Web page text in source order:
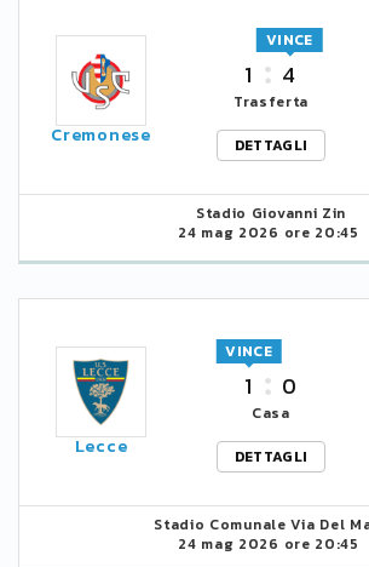
Cremonese
1 4
VINCE
Trasferta
DETTAGLI
Stadio Giovanni Zin
24 mag 2026 ore 20:45
Lecce
1
VINCE
0
Casa
DETTAGLI
Stadio Comunale Via Del
24 mag 2026 ore 20:45